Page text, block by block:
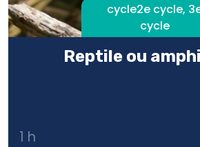
cycle2e cycle,
cycle
Reptile ou
1 h